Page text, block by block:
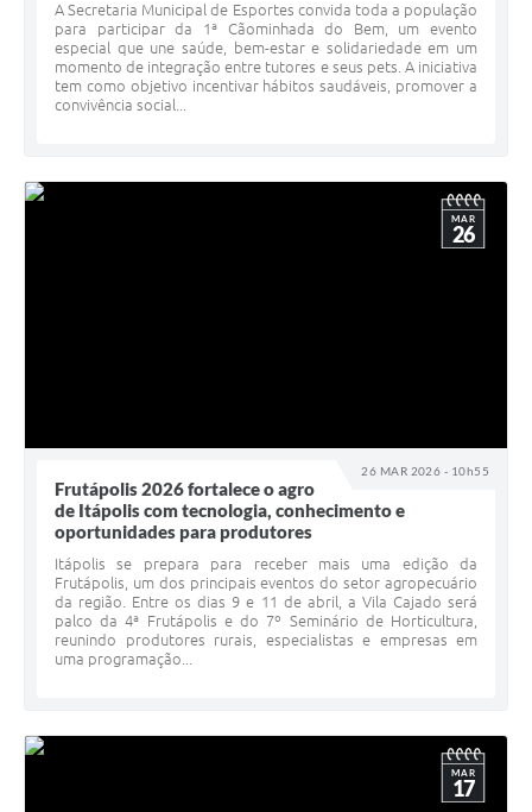
A Secretaria Municipal de Esportes convida toda a população
para participar da 1ª Cãominhada do Bem, um evento
especial que une saúde, bem-estar e solidariedade em um
momento de integração entre tutores e seus pets. A iniciativa
tem como objetivo incentivar hábitos saudáveis, promover a
convivência social...
26 MAR 2026 - 10h55
MAR
26
Frutápolis 2026 fortalece o agro
de Itápolis com tecnologia, conhecimento e
oportunidades para produtores
Itápolis se prepara para receber mais uma edição da
Frutápolis, um dos principais eventos do setor agropecuário
da região. Entre os dias 9 e 11 de abril, a Vila Cajado será
palco da 4ª Frutápolis e do 7º Seminário de Horticultura,
reunindo produtores rurais, especialistas e empresas em
uma programação...
MAR
17